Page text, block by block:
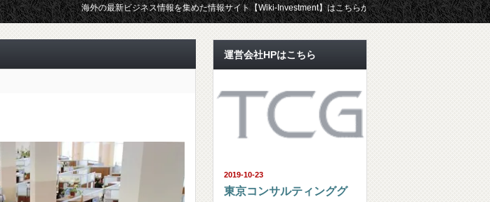
海外の最新ビジネス情報を集めた情報サイト【Wiki-Investment】はこちらから！！
運営会社HPはこちら
2019-10-23
東京コンサルティンググ